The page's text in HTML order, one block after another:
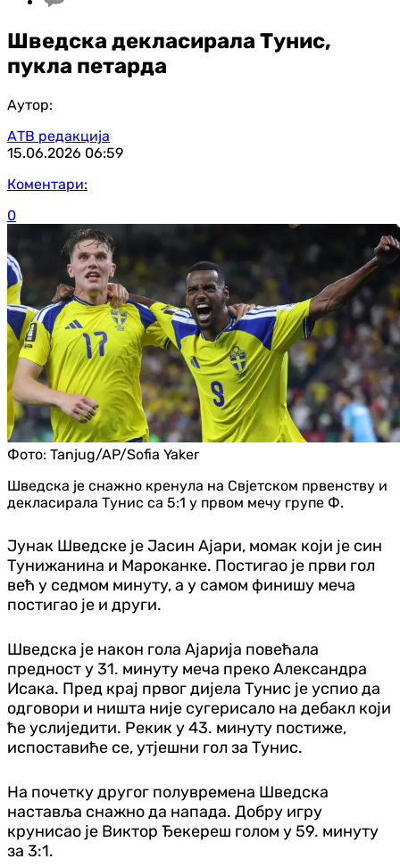
Шведска декласирала Тунис,
пукла петарда
Аутор:
АТВ редакција
15.06.2026 06:59
Коментари:
0
Фото: Tanjug/AP/Sofia Yaker
Шведска је снажно кренула на Свјетском првенству и
декласирала Тунис са 5:1 у првом мечу групе Ф.
Јунак Шведске је Јасин Ајари, момак који је син
Тунижанина и Мароканке. Постигао је први гол
већ у седмом минуту, а у самом финишу меча
постигао је и други.
Шведска је након гола Ајарија повећала
предност у 31. минуту меча преко Александра
Исака. Пред крај првог дијела Тунис је успио да
одговори и ништа није сугерисало на дебакл који
ће услиједити. Рекик у 43. минуту постиже,
испоставиће се, утјешни гол за Тунис.
На почетку другог полувремена Шведска
наставља снажно да напада. Добру игру
крунисао је Виктор Ђекереш голом у 59. минуту
за 3:1.